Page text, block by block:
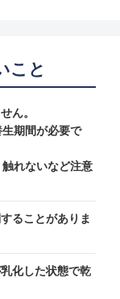
こと
ん。
期間が必要で
れないなど注意
ることがありま
化した状態で乾